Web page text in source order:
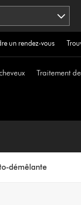
un rendez-vous
Traitement
démêlante